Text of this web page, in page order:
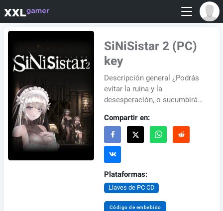
SiNiSistar 2 (PC)
key
Descripción general ¿Podrás
evitar la ruina y la
desesperación, o sucumbirás
un mundo suntuoso ilustrado
con un detallad...
Compartir en:
Plataformas:
Llaves de PC CD
Código de embebido